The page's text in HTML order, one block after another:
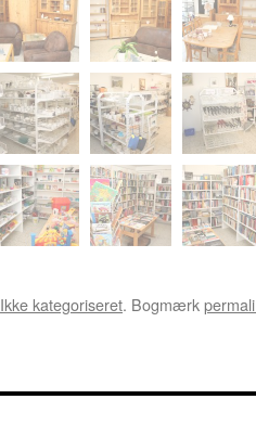
Ikke kategoriseret. Bogmærk